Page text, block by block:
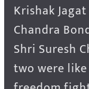
Krishak
Chandra
Shri Suresh
two were